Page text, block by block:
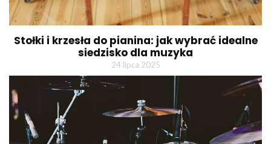
Stołki i krzesła do pianina: jak wybrać idealne
siedzisko dla muzyka
24 lipca 2025